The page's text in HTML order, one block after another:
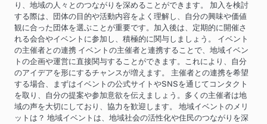
り、地域の人々とのつながりを深めることができます。 加入を検討
する際は、団体の目的や活動内容をよく理解し、自分の興味や価値
観に合った団体を選ぶことが重要です。加入後は、定期的に開催さ
れる会合やイベントに参加し、積極的に関与しましょう。 イベント
の主催者との連携 イベントの主催者と連携することで、地域イベン
トの企画や運営に直接関与することができます。これにより、自分
のアイデアを形にするチャンスが増えます。 主催者との連携を希望
する場合、まずはイベントの公式サイトやSNSを通じてコンタクト
を取り、自分の提案や参加意欲を伝えましょう。多くの主催者は地
域の声を大切にしており、協力を歓迎します。 地域イベントのメリ
ットは？ 地域イベントは、地域社会の活性化や住民のつながりを深